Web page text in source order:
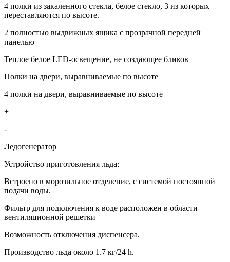
4 полки из закаленного стекла, белое стекло, 3 из которых
переставляются по высоте.
2 полностью выдвижных ящика с прозрачной передней
панелью
Теплое белое LED-освещение, не создающее бликов
Полки на двери, выравниваемые по высоте
4 полки на двери, выравниваемые по высоте
+
-
Ледогенератор
Устройство приготовления льда:
Встроено в морозильное отделение, с системой постоянной
подачи воды.
Фильтр для подключения к воде расположен в области
вентиляционной решетки
Возможность отключения диспенсера.
Производство льда около 1.7 кг/24 h.